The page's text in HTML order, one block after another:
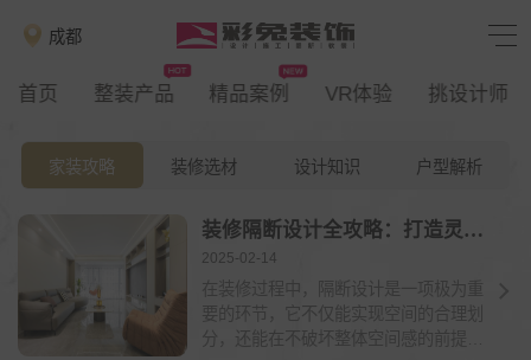
成都
首页 整装产品 精品案例 VR体验 挑设计师
家装攻略 装修选材 设计知识 户型解析
装修隔断设计全攻略：打造灵动空间
2025-02-14
在装修过程中，隔断设计是一项极为重
要的环节，它不仅能实现空间的合理划
分，还能在不破坏整体空间感的前提